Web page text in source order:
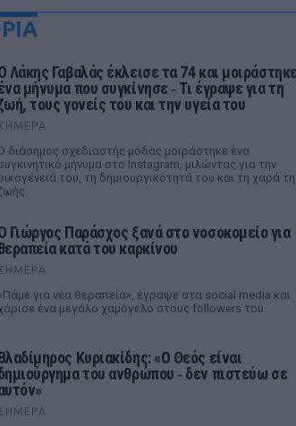
Λάκης Γαβαλάς έκλεισε τα 74 και
μήνυμα που συγκίνησε ‑ Τι έγραψε για τη
τους γονείς του και την υγεία του
διάσημος σχεδιαστής μόδας μοιράστηκε ένα
μήνυμα στο Instagram, μιλώντας για την
του, τη δημιουργικότητά του και τη χαρά
Γιώργος Παράσχος ξανά στο νοσοκομείο για
κατά του καρκίνου
για νέα θεραπεία», έγραψε στα social media και
ένα μεγάλο χαμόγελο στους followers του
Κυριακίδης: «Ο Θεός είναι
του ανθρώπου ‑ δεν πιστεύω σε